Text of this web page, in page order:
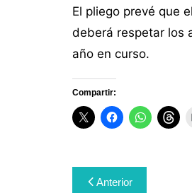
El pliego prevé que
deberá respetar los
año en curso.
Compartir:
Navegación
Anterior